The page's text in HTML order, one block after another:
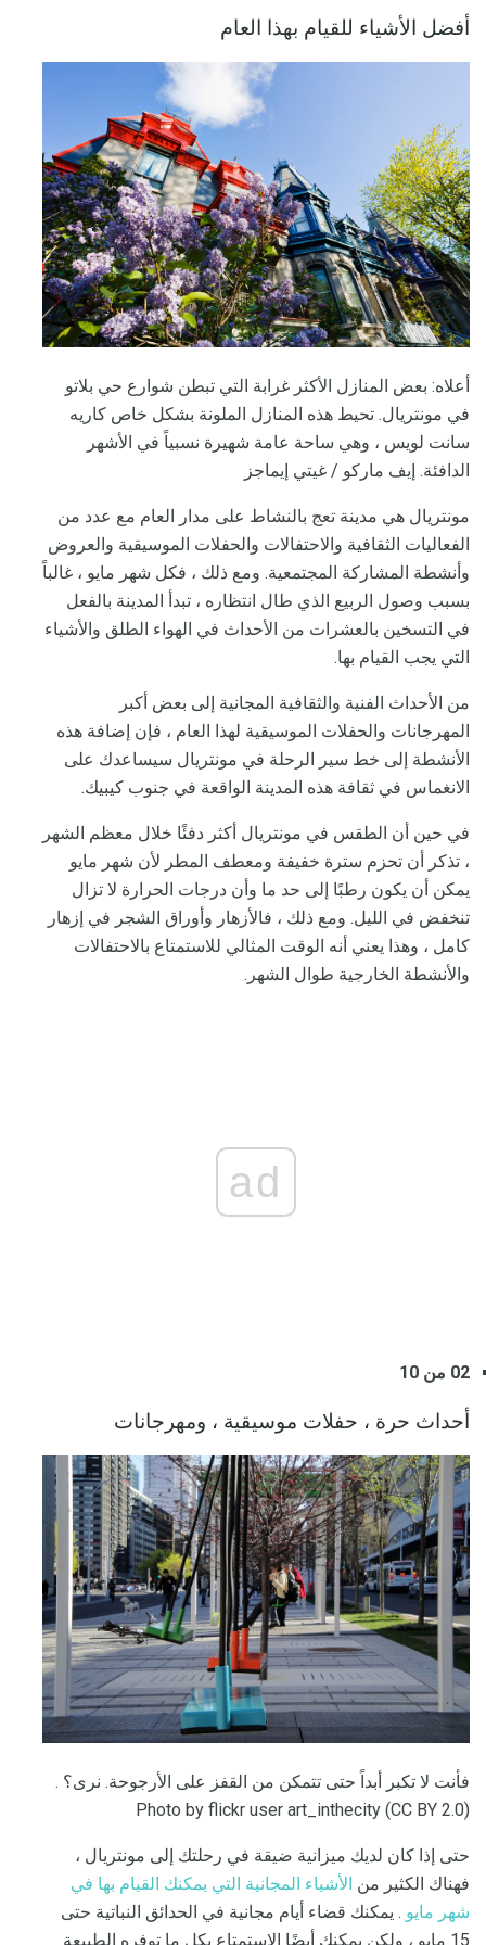
أفضل الأشياء للقيام بهذا العام
أعلاه: بعض المنازل الأكثر غرابة التي تبطن شوارع حي بلاتو
في مونتريال. تحيط هذه المنازل الملونة بشكل خاص كاريه
سانت لويس ، وهي ساحة عامة شهيرة نسبياً في الأشهر
الدافئة. إيف ماركو / غيتي إيماجز
مونتريال هي مدينة تعج بالنشاط على مدار العام مع عدد من
الفعاليات الثقافية والاحتفالات والحفلات الموسيقية والعروض
وأنشطة المشاركة المجتمعية. ومع ذلك ، فكل شهر مايو ، غالباً
بسبب وصول الربيع الذي طال انتظاره ، تبدأ المدينة بالفعل
في التسخين بالعشرات من الأحداث في الهواء الطلق والأشياء
التي يجب القيام بها.
من الأحداث الفنية والثقافية المجانية إلى بعض أكبر
المهرجانات والحفلات الموسيقية لهذا العام ، فإن إضافة هذه
الأنشطة إلى خط سير الرحلة في مونتريال سيساعدك على
الانغماس في ثقافة هذه المدينة الواقعة في جنوب كيبيك.
في حين أن الطقس في مونتريال أكثر دفئًا خلال معظم الشهر
، تذكر أن تحزم سترة خفيفة ومعطف المطر لأن شهر مايو
يمكن أن يكون رطبًا إلى حد ما وأن درجات الحرارة لا تزال
تنخفض في الليل. ومع ذلك ، فالأزهار وأوراق الشجر في إزهار
كامل ، وهذا يعني أنه الوقت المثالي للاستمتاع بالاحتفالات
والأنشطة الخارجية طوال الشهر.
ad
02 من 10
أحداث حرة ، حفلات موسيقية ، ومهرجانات
فأنت لا تكبر أبداً حتى تتمكن من القفز على الأرجوحة. نرى؟ .
Photo by flickr user art_inthecity (CC BY 2.0)
حتى إذا كان لديك ميزانية ضيقة في رحلتك إلى مونتريال ،
فهناك الكثير من الأشياء المجانية التي يمكنك القيام بها في
شهر مايو . يمكنك قضاء أيام مجانية في الحدائق النباتية حتى
15 مايو ، ولكن يمكنك أيضًا الاستمتاع بكل ما توفره الطبيعة